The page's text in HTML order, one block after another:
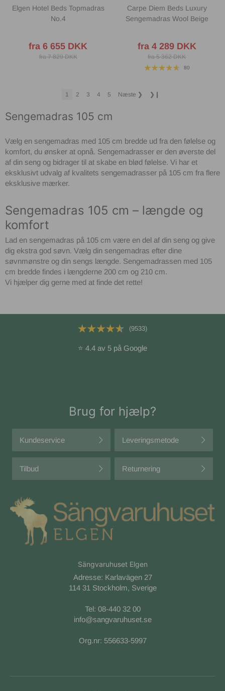
Elgen Hotel Beds Topmadras
No.4
fra 6 655 DKK
fra 7 829 DKK
Carpe Diem Beds Luxury
Sengemadras Wool Beige
fra 4 289 DKK
fra 5 362 DKK
80
1 2 3 4 5 Næste ❯ ❯❙
Sengemadras 105 cm
Vælg en sengemadras med 105 cm bredde ud fra den følelse og
komfort, du ønsker at opnå. Sengemadrasser er den øverste del
af din seng og bidrager til at skabe en blød følelse. Vi har et
eksklusivt udvalg af kvalitets sengemadrasser på 105 cm fra flere
eksklusive mærker.
Sengemadras 105 cm – længde og
komfort
Lad en sengemadras på 105 cm være en del af din seng og give
dig ekstra god søvn. Vælg din sengemadras efter dine
søvnmønstre og din sengs længde. Sengemadrassen med 105
cm bredde findes i længderne 200 cm og 210 cm.
Vi hjælper dig gerne med at finde det rette!
(9533)
⭐ 4.4 av 5 på Google
Brug for hjælp?
Kundeservice Leveringsmetode
Tilbud Returnering
Sängvaruhuset Elgen
Adresse: Karlavägen 27
114 31 Stockholm, Sverige
Tel: 08-440 32 00
info@sangvaruhuset.se
Org.nr: 556633-5997